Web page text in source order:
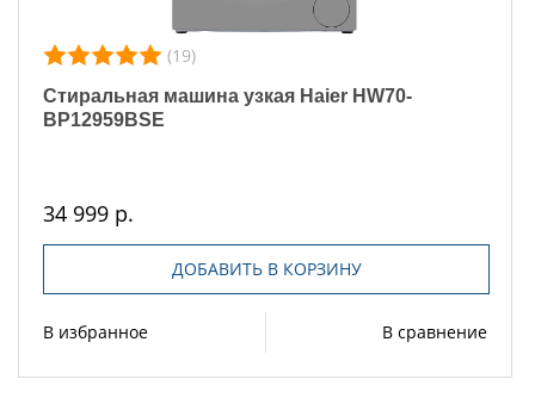
(19)
Стиральная машина узкая Haier HW70-
BP12959BSE
34 999 р.
ДОБАВИТЬ В КОРЗИНУ
В избранное В сравнение